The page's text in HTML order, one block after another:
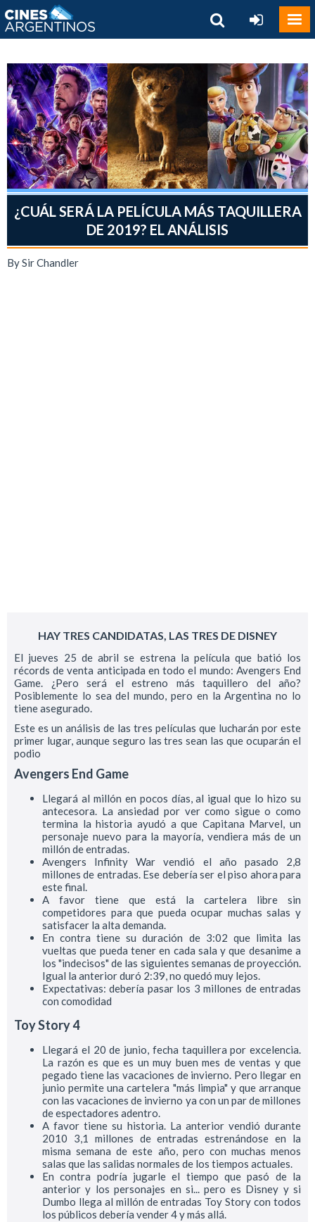
¿CUÁL SERÁ LA PELÍCULA MÁS TAQUILLERA
DE 2019? EL ANÁLISIS
By Sir Chandler
HAY TRES CANDIDATAS, LAS TRES DE DISNEY
El jueves 25 de abril se estrena la película que batió los
récords de venta anticipada en todo el mundo: Avengers End
Game. ¿Pero será el estreno más taquillero del año?
Posiblemente lo sea del mundo, pero en la Argentina no lo
tiene asegurado.
Este es un análisis de las tres películas que lucharán por este
primer lugar, aunque seguro las tres sean las que ocuparán el
podio
Avengers End Game
Llegará al millón en pocos días, al igual que lo hizo su
antecesora. La ansiedad por ver como sigue o como
termina la historia ayudó a que Capitana Marvel, un
personaje nuevo para la mayoría, vendiera más de un
millón de entradas.
Avengers Infinity War vendió el año pasado 2,8
millones de entradas. Ese debería ser el piso ahora para
este final.
A favor tiene que está la cartelera libre sin
competidores para que pueda ocupar muchas salas y
satisfacer la alta demanda.
En contra tiene su duración de 3:02 que limita las
vueltas que pueda tener en cada sala y que desanime a
los "indecisos" de las siguientes semanas de proyección.
Igual la anterior duró 2:39, no quedó muy lejos.
Expectativas: debería pasar los 3 millones de entradas
con comodidad
Toy Story 4
Llegará el 20 de junio, fecha taquillera por excelencia.
La razón es que es un muy buen mes de ventas y que
pegado tiene las vacaciones de invierno. Pero llegar en
junio permite una cartelera "más limpia" y que arranque
con las vacaciones de invierno ya con un par de millones
de espectadores adentro.
A favor tiene su historia. La anterior vendió durante
2010 3,1 millones de entradas estrenándose en la
misma semana de este año, pero con muchas menos
salas que las salidas normales de los tiempos actuales.
En contra podría jugarle el tiempo que pasó de la
anterior y los personajes en si... pero es Disney y si
Dumbo llega al millón de entradas Toy Story con todos
los públicos debería vender 4 y más allá.